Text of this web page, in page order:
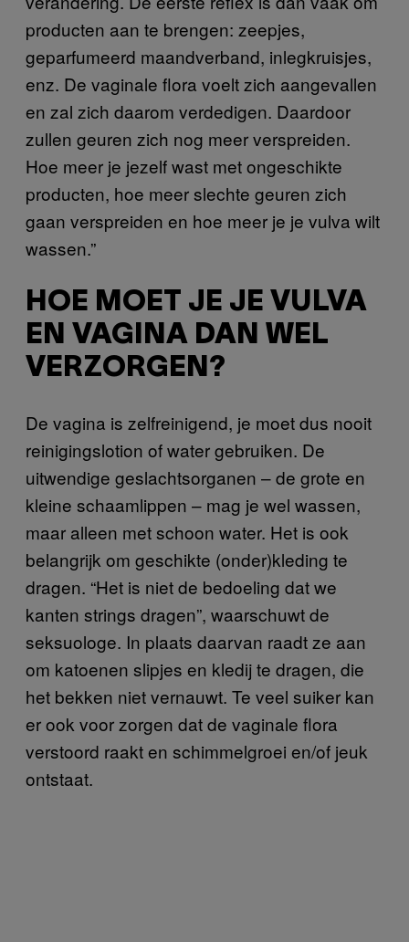
producten aan te brengen: zeepjes,
geparfumeerd maandverband, inlegkruisjes,
enz. De vaginale flora voelt zich aangevallen
en zal zich daarom verdedigen. Daardoor
zullen geuren zich nog meer verspreiden.
Hoe meer je jezelf wast met ongeschikte
producten, hoe meer slechte geuren zich
gaan verspreiden en hoe meer je je vulva wilt
wassen.”
HOE MOET JE JE VULVA
EN VAGINA DAN WEL
VERZORGEN?
De vagina is zelfreinigend, je moet dus nooit
reinigingslotion of water gebruiken. De
uitwendige geslachtsorganen – de grote en
kleine schaamlippen – mag je wel wassen,
maar alleen met schoon water. Het is ook
belangrijk om geschikte (onder)kleding te
dragen. “Het is niet de bedoeling dat we
kanten strings dragen”, waarschuwt de
seksuologe. In plaats daarvan raadt ze aan
om katoenen slipjes en kledij te dragen, die
het bekken niet vernauwt. Te veel suiker kan
er ook voor zorgen dat de vaginale flora
verstoord raakt en schimmelgroei en/of jeuk
ontstaat.